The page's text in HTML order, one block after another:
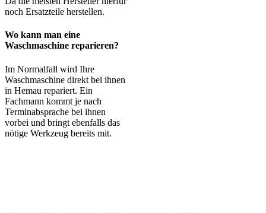
noch Ersatzteile herstellen.
Wo kann man eine
Waschmaschine reparieren?
Im Normalfall wird Ihre
Waschmaschine direkt bei ihnen
in Hemau repariert. Ein
Fachmann kommt je nach
Terminabsprache bei ihnen
vorbei und bringt ebenfalls das
nötige Werkzeug bereits mit.